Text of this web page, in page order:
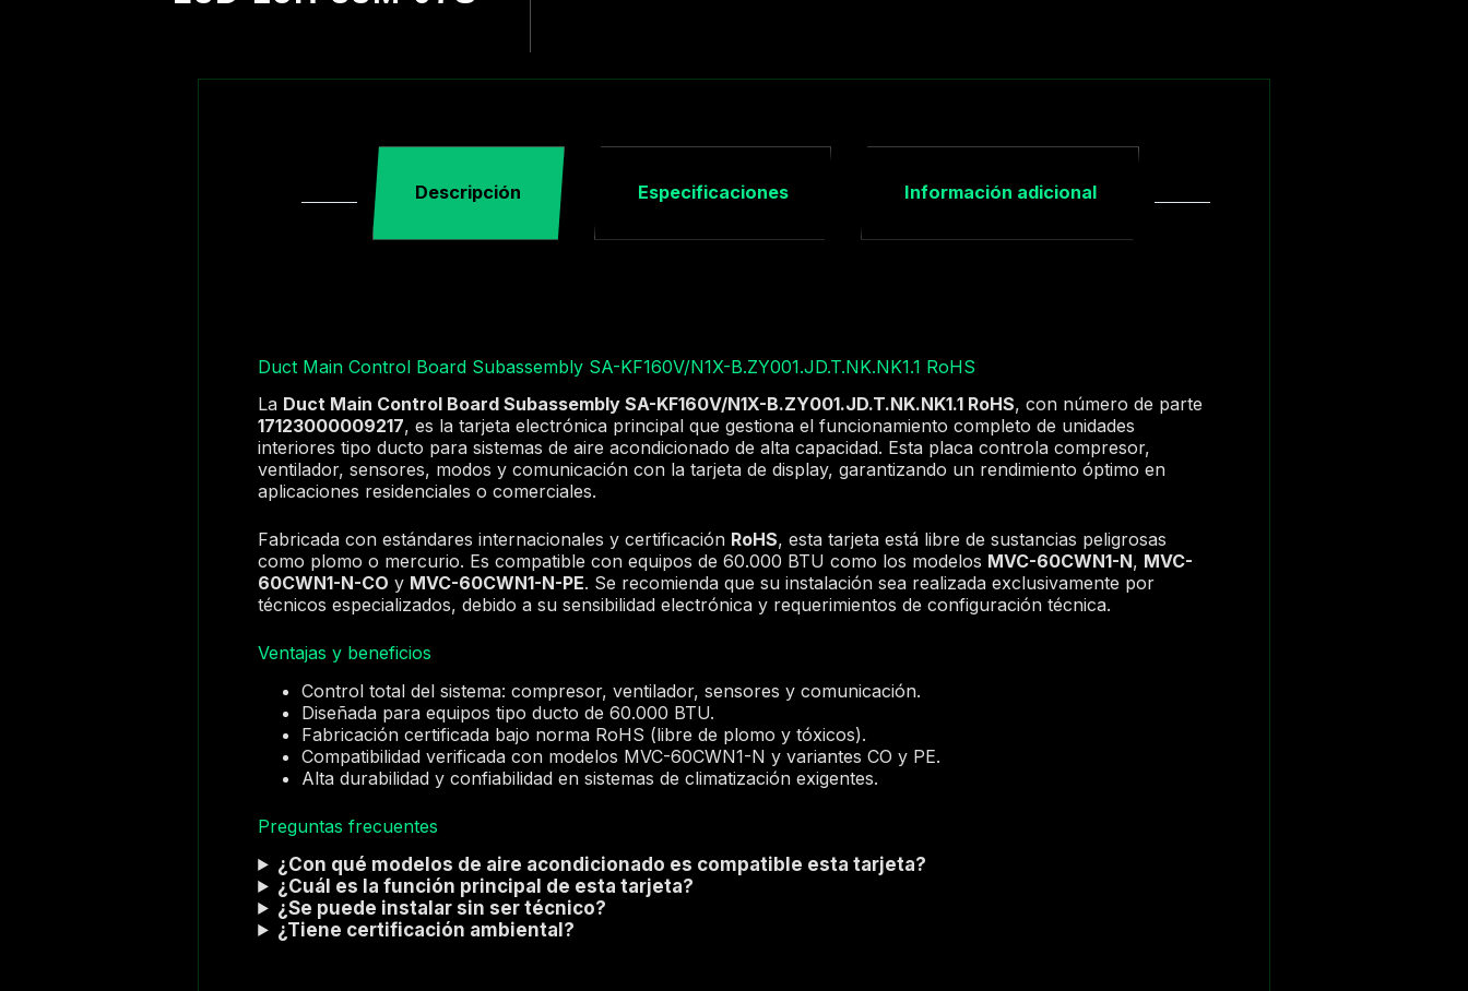
Descripción Especificaciones Información adicional
Duct Main Control Board Subassembly SA-KF160V/N1X-B.ZY001.JD.T.NK.NK1.1 RoHS
La Duct Main Control Board Subassembly SA-KF160V/N1X-B.ZY001.JD.T.NK.NK1.1 RoHS, con número de parte
17123000009217, es la tarjeta electrónica principal que gestiona el funcionamiento completo de unidades
interiores tipo ducto para sistemas de aire acondicionado de alta capacidad. Esta placa controla compresor,
ventilador, sensores, modos y comunicación con la tarjeta de display, garantizando un rendimiento óptimo en
aplicaciones residenciales o comerciales.
Fabricada con estándares internacionales y certificación RoHS, esta tarjeta está libre de sustancias peligrosas
como plomo o mercurio. Es compatible con equipos de 60.000 BTU como los modelos MVC-60CWN1-N, MVC-
60CWN1-N-CO y MVC-60CWN1-N-PE. Se recomienda que su instalación sea realizada exclusivamente por
técnicos especializados, debido a su sensibilidad electrónica y requerimientos de configuración técnica.
Ventajas y beneficios
Control total del sistema: compresor, ventilador, sensores y comunicación.
Diseñada para equipos tipo ducto de 60.000 BTU.
Fabricación certificada bajo norma RoHS (libre de plomo y tóxicos).
Compatibilidad verificada con modelos MVC-60CWN1-N y variantes CO y PE.
Alta durabilidad y confiabilidad en sistemas de climatización exigentes.
Preguntas frecuentes
¿Con qué modelos de aire acondicionado es compatible esta tarjeta?
¿Cuál es la función principal de esta tarjeta?
¿Se puede instalar sin ser técnico?
¿Tiene certificación ambiental?